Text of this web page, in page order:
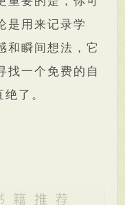
是用来记录学
和瞬间想法，它
找一个免费的自
了。